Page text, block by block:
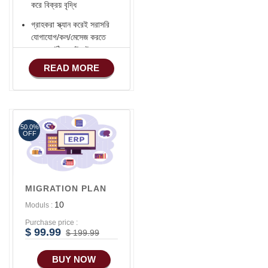
করে বিক্রয় বৃদ্ধি
গ্রাহকরা স্ক্যান করেই সরাসরি
যোগাযোগ/কল/মেসেজ করতে
পারবেন (ঠিকানা/ইমেইল -
হোয়াটসঅ্যাপ - ফোন)
Verified ভেন্ডর Badge
(Facebook -
YouTube - INSTRA -
LinkedIn - TikTok ..)
ফেসবুক শপ কানেকশন
ওয়েবসাইটের ভিজিটর
এক্টিভিটি রেকর্ড করে টার্গেটেড
নিজস্ব ব্র্যান্ডেড বারকোড
সিস্টেম
READ MORE
MIGRATION PLAN
Moduls : 10
Purchase price :
$ 99.99 $ 199.99
BUY NOW
50.0%
OFF